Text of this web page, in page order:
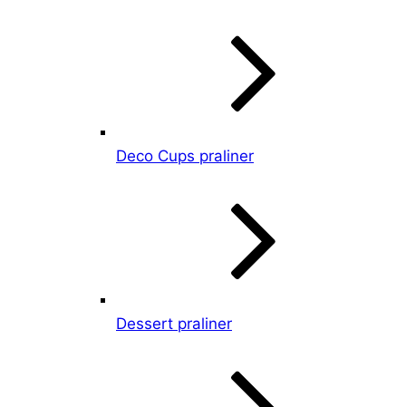
Deco Cups praliner
Dessert praliner